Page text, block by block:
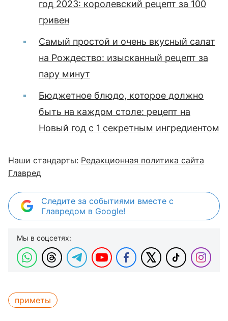
год 2023: королевский рецепт за 100
гривен
Самый простой и очень вкусный салат
на Рождество: изысканный рецепт за
пару минут
Бюджетное блюдо, которое должно
быть на каждом столе: рецепт на
Новый год с 1 секретным ингредиентом
Наши стандарты: Редакционная политика сайта
Главред
Следите за событиями вместе с
Главредом в Google!
Мы в соцсетях:
приметы